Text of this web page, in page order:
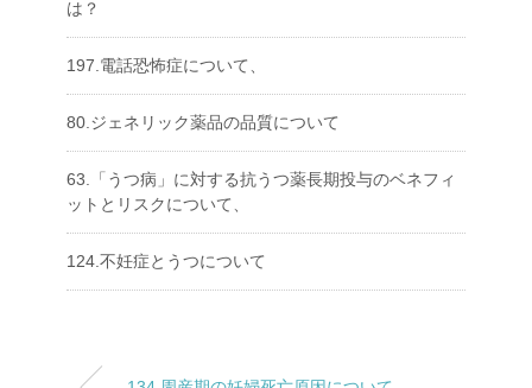
は？
197.電話恐怖症について、
80.ジェネリック薬品の品質について
63.「うつ病」に対する抗うつ薬長期投与のベネフィ
ットとリスクについて、
124.不妊症とうつについて